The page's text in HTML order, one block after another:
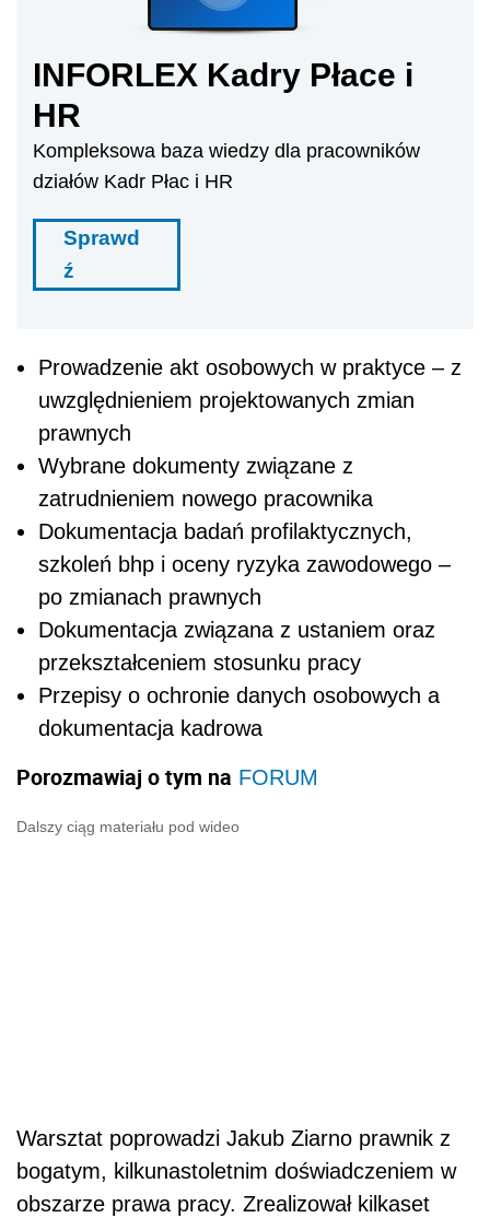
INFORLEX Kadry Płace i
HR
Kompleksowa baza wiedzy dla pracowników
działów Kadr Płac i HR
Sprawd
ź
Prowadzenie akt osobowych w praktyce – z
uwzględnieniem projektowanych zmian
prawnych
Wybrane dokumenty związane z
zatrudnieniem nowego pracownika
Dokumentacja badań profilaktycznych,
szkoleń bhp i oceny ryzyka zawodowego –
po zmianach prawnych
Dokumentacja związana z ustaniem oraz
przekształceniem stosunku pracy
Przepisy o ochronie danych osobowych a
dokumentacja kadrowa
Porozmawiaj o tym na FORUM
Dalszy ciąg materiału pod wideo
Warsztat poprowadzi Jakub Ziarno prawnik z
bogatym, kilkunastoletnim doświadczeniem w
obszarze prawa pracy. Zrealizował kilkaset